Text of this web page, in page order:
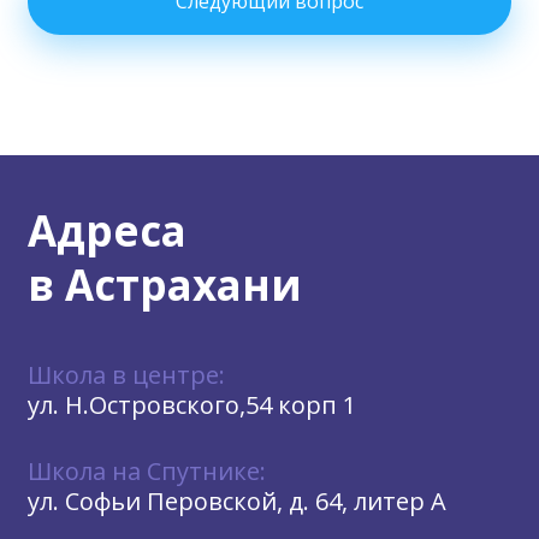
Адреса
в Астрахани
Школа в центре:
ул. Н.Островского,54 корп 1
Школа на Спутнике:
ул. Софьи Перовской, д. 64, литер А